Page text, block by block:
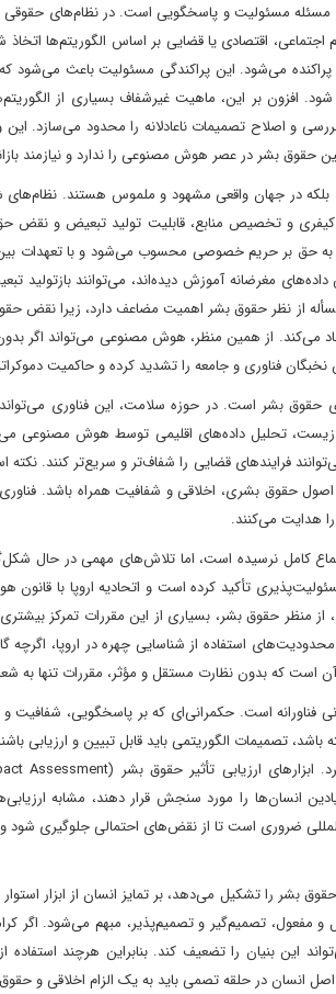
مسئولیت و پاسخگویی است. در نظام‌های حقوقی
اقتصادی یا قضایی بر اساس الگوریتم‌ها اتخاذ
پراکنده می‌شود. این پراکندگی مسئولیت باعث
افزون بر این، ماهیت غیرشفاف بسیاری از
و اصلاح تصمیمات ناعادلانه را محدود می‌سازد.
حقوق بشر در عصر هوش مصنوعی را ندارد و نیازمند
در جهان واقعی مشهود و ملموس هستند. نظام‌های
کیفری و تخصیص منابع، قابلیت تولید تبعیض و نقض
به حق بر حریم خصوصی محسوب می‌شود و با تعهدات
مغرضانه آموزش دیده‌اند، می‌توانند بازتولید
از نظر حقوق بشر اهمیت مضاعف دارد، زیرا نقض
می‌کند. از همین منظر، هوش مصنوعی می‌تواند اگر
نخبگان فناوری و جامعه را تشدید کرده و حاکمیت
بشر است. در حوزه سلامت، این فناوری می‌تواند
تحلیل داده‌های اقلیمی توسط هوش مصنوعی
فرایندهای قضایی را شفاف‌تر و سریع‌تر کنند.
حقوق بشری، اخلاقی و شفافیت همراه باشد.
هدایت می‌کنند.
کامل نرسیده است، اما تلاش‌های مهمی در حال
از منظر حقوق بشر، بسیاری از این مقررات تمرکز
استفاده از شناسایی چهره در اروپا، اگرچه
است که بدون نظارت مستقل و مؤثر، مقررات تنها به
است. حکمرانی‌ای که بر پاسخگویی، شفافیت و
تصمیمات الگوریتمی باید قابل تبیین و ارزیابی
انسان‌ها را مورد سنجش قرار دهند، مشابه
ضروری است تا از نقض‌های احتمالی جلوگیری شود
بشر را تشکیل می‌دهد، بر تمایز انسان از ابزار
تصمیم‌گیر و تصمیم‌پذیر، مبهم می‌شود. اگر
این بنیان را تضعیف کند. بنابراین هرچند
اصل انسان در حلقه تصمی باید به یک الزام اخلاقی و